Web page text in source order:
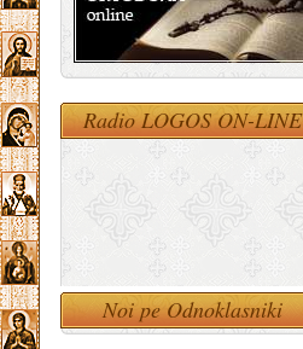
Radio LOGOS ON-LINE
Noi pe Odnoklasniki